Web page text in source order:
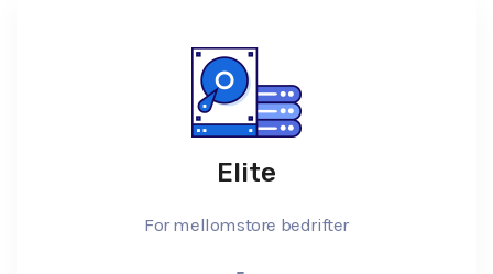
Elite
For mellomstore bedrifter